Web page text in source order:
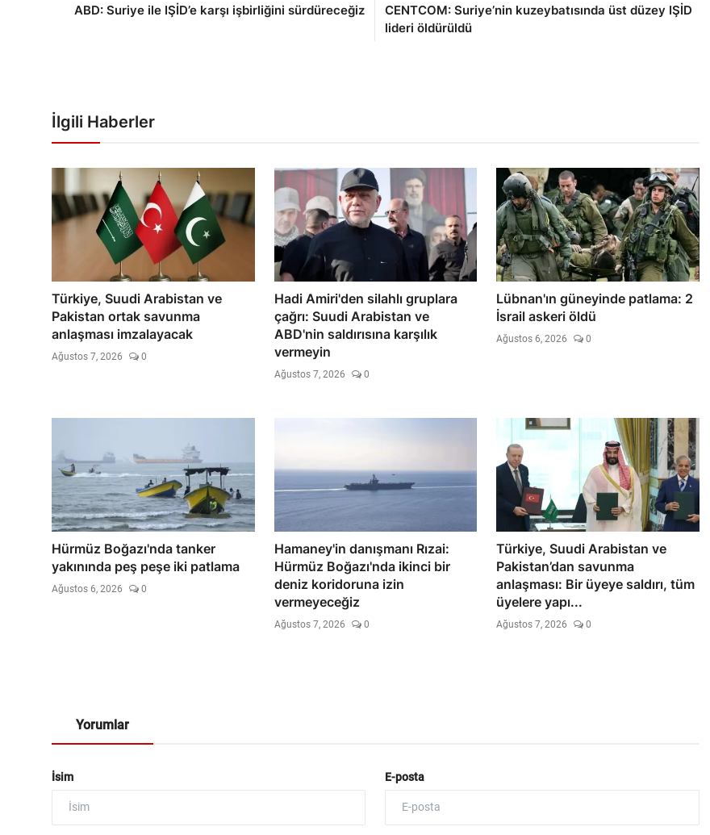
ABD: Suriye ile IŞİD’e karşı işbirliğini sürdüreceğiz
CENTCOM: Suriye’nin kuzeybatısında üst düzey IŞİD
lideri öldürüldü
İlgili Haberler
Türkiye, Suudi Arabistan ve
Pakistan ortak savunma
anlaşması imzalayacak
Ağustos 7, 2026 0
Hadi Amiri'den silahlı gruplara
çağrı: Suudi Arabistan ve
ABD'nin saldırısına karşılık
vermeyin
Ağustos 7, 2026 0
Lübnan'ın güneyinde patlama: 2
İsrail askeri öldü
Ağustos 6, 2026 0
Hürmüz Boğazı'nda tanker
yakınında peş peşe iki patlama
Ağustos 6, 2026 0
Hamaney'in danışmanı Rızai:
Hürmüz Boğazı'nda ikinci bir
deniz koridoruna izin
vermeyeceğiz
Ağustos 7, 2026 0
Türkiye, Suudi Arabistan ve
Pakistan’dan savunma
anlaşması: Bir üyeye saldırı, tüm
üyelere yapı...
Ağustos 7, 2026 0
Yorumlar
İsim E-posta